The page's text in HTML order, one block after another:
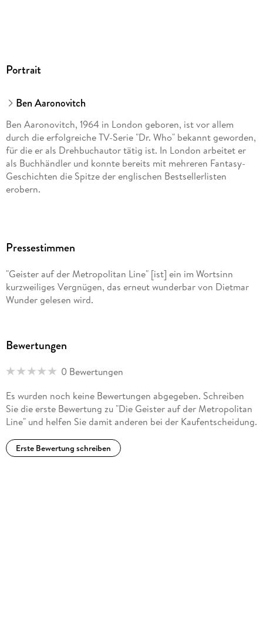
Portrait
Ben Aaronovitch
Ben Aaronovitch, 1964 in London geboren, ist vor allem
durch die erfolgreiche TV-Serie "Dr. Who" bekannt geworden,
für die er als Drehbuchautor tätig ist. In London arbeitet er
als Buchhändler und konnte bereits mit mehreren Fantasy-
Geschichten die Spitze der englischen Bestsellerlisten
erobern.
Pressestimmen
"Geister auf der Metropolitan Line" [ist] ein im Wortsinn
kurzweiliges Vergnügen, das erneut wunderbar von Dietmar
Wunder gelesen wird.
Bewertungen
0 Bewertungen
Es wurden noch keine Bewertungen abgegeben. Schreiben
Sie die erste Bewertung zu "Die Geister auf der Metropolitan
Line" und helfen Sie damit anderen bei der Kaufentscheidung.
Erste Bewertung schreiben